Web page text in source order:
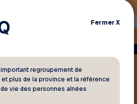
temps
FermerX
regroupement de
plus de la province et la référence
vie des personnes aînées